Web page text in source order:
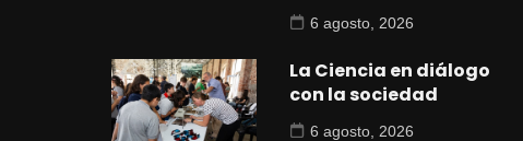
6 agosto, 2026
La Ciencia en diálogo
con la sociedad
6 agosto, 2026